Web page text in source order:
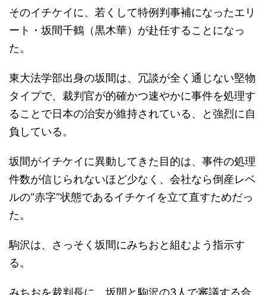
そのイチケイに、若くして特例判事補になったエリ
ート・坂間千鶴（黒木華）が赴任することになっ
た。
東大法学部出身の坂間は、冗談が全く通じない堅物
タイプで、裁判官が的確かつ速やかに事件を処理す
ることで日本の治安が維持されている、と強烈に自
負している。
坂間がイチケイに異動してきた目的は、事件の処理
件数が信じられないほど少なく、会社なら倒産レベ
ルの“赤字”状態であるイチケイを立て直すためだっ
た。
駒沢は、さっそく坂間にみちおと組むよう指示す
る。
みちおを裁判長に、坂間と駒沢の3人で審議する合